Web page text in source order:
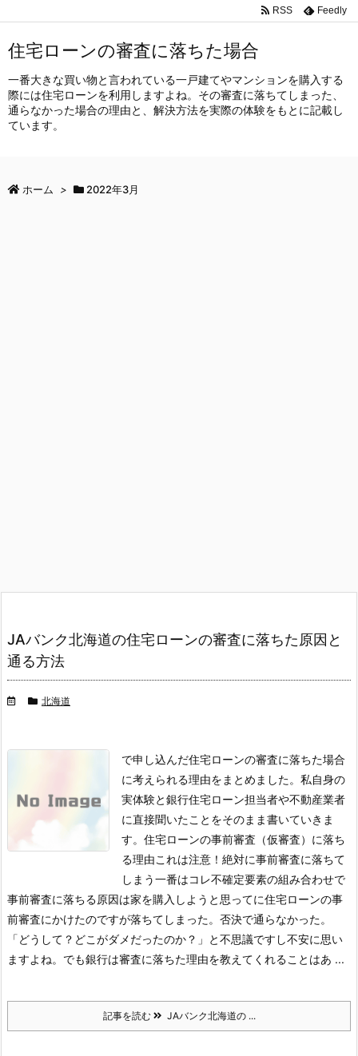
RSS Feedly
住宅ローンの審査に落ちた場合
一番大きな買い物と言われている一戸建てやマンションを購入する
際には住宅ローンを利用しますよね。その審査に落ちてしまった、
通らなかった場合の理由と、解決方法を実際の体験をもとに記載し
ています。
ホーム > 2022年3月
JAバンク北海道の住宅ローンの審査に落ちた原因と
通る方法
北海道
で申し込んだ住宅ローンの審査に落ちた場合
に考えられる理由をまとめました。 私自身の
実体験と銀行住宅ローン担当者や不動産業者
に直接聞いたことをそのまま書いていきま
す。 住宅ローンの事前審査（仮審査）に落ち
る理由これは注意！絶対に事前審査に落ちて
しまう一番はコレ不確定要素の組み合わせで
事前審査に落ちる原因は家を購入しようと思ってに住宅ローンの事
前審査にかけたのですが落ちてしまった。否決で通らなかった。
「どうして？どこがダメだったのか？」と不思議ですし不安に思い
ますよね。 でも銀行は審査に落ちた理由を教えてくれることはあ ...
記事を読む JAバンク北海道の ...